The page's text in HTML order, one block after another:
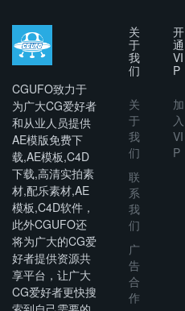
CGUFO致力于
为广大CG爱好者
和从业人员提供
AE模版免费下
载,AE模板,C4D
下载,高清实拍素
材,配乐素材,AE
模板,C4D软件，
此外CGUFO还
将为广大的CG爱
好者提供资源共
享平台，让广大
CG爱好者更快搜
关
于
我
们
关
于
我
们
联
系
我
们
广
告
合
作
开
通
VI
P
加
入
VI
P